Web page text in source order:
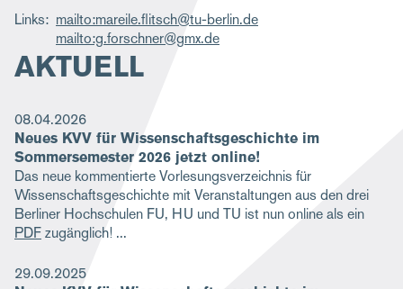
Links
mailto:mareile.flitsch@tu-berlin.de
mailto:g.forschner@gmx.de
AKTUELL
08.04.2026
Neues KVV für Wissenschaftsgeschichte im
Sommersemester 2026 jetzt online!
Das neue kommentierte Vorlesungsverzeichnis für
Wissenschaftsgeschichte mit Veranstaltungen aus den drei
Berliner Hochschulen FU, HU und TU ist nun online als ein
PDFzugänglich!
29.09.2025